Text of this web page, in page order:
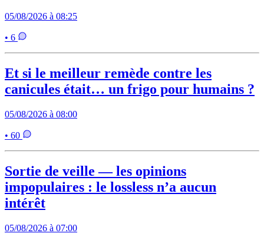
05/08/2026 à 08:25
• 6
Et si le meilleur remède contre les
canicules était… un frigo pour humains ?
05/08/2026 à 08:00
• 60
Sortie de veille — les opinions
impopulaires : le lossless n’a aucun
intérêt
05/08/2026 à 07:00